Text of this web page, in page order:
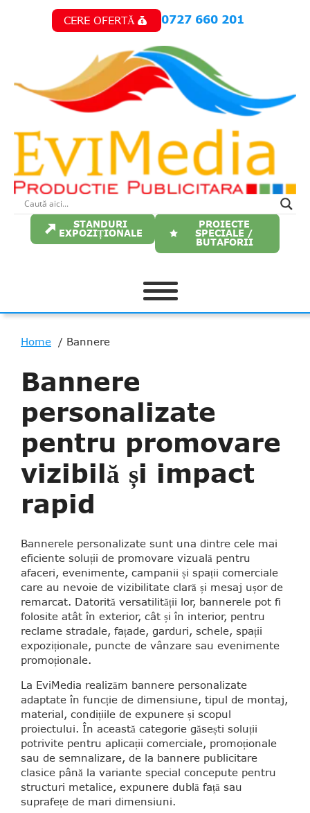
CERE OFERTĂ 0727 660 201
STANDURI
EXPOZIȚIONALE
PROIECTE
SPECIALE /
BUTAFORII
Home Bannere
Bannere
personalizate
pentru promovare
vizibilă și impact
rapid
Bannerele personalizate sunt una dintre cele mai
eficiente soluții de promovare vizuală pentru
afaceri, evenimente, campanii și spații comerciale
care au nevoie de vizibilitate clară și mesaj ușor de
remarcat. Datorită versatilității lor, bannerele pot fi
folosite atât în exterior, cât și în interior, pentru
reclame stradale, fațade, garduri, schele, spații
expoziționale, puncte de vânzare sau evenimente
promoționale.
La EviMedia realizăm bannere personalizate
adaptate în funcție de dimensiune, tipul de montaj,
material, condițiile de expunere și scopul
proiectului. În această categorie găsești soluții
potrivite pentru aplicații comerciale, promoționale
sau de semnalizare, de la bannere publicitare
clasice până la variante special concepute pentru
structuri metalice, expunere dublă față sau
suprafețe de mari dimensiuni.